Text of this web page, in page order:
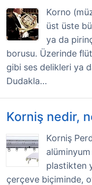
Korno
üst üste
ya da
borusu. Üzerinde
gibi ses delikleri ya
Dudakla…
Korniş nedir,
Korniş
plastikten
çerçeve biçiminde,